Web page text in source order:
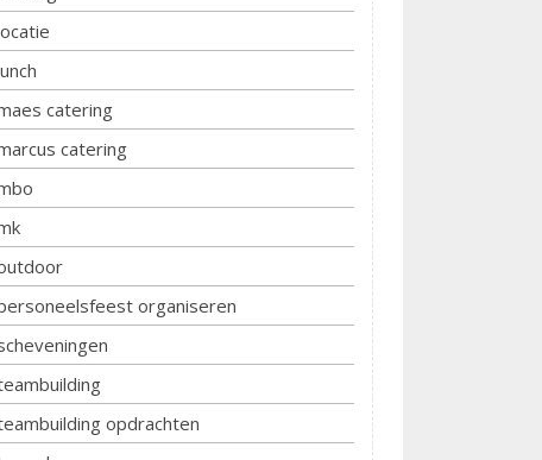
catering
catering
organiseren
opdrachten